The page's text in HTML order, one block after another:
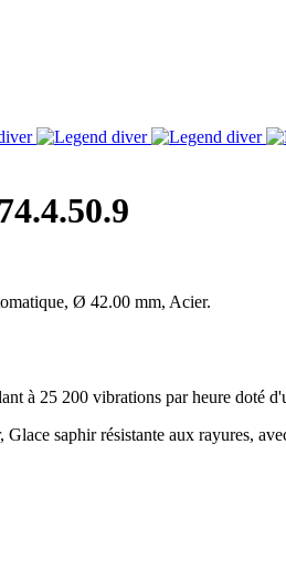
Ø 42.00 mm, Acier.
à 25 200 vibrations par heure doté
saphir résistante aux rayures,